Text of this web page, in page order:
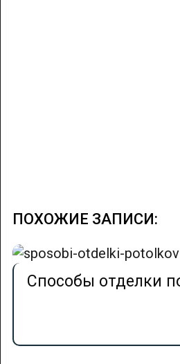
ПОХОЖИЕ ЗАПИСИ:
Способы отделки